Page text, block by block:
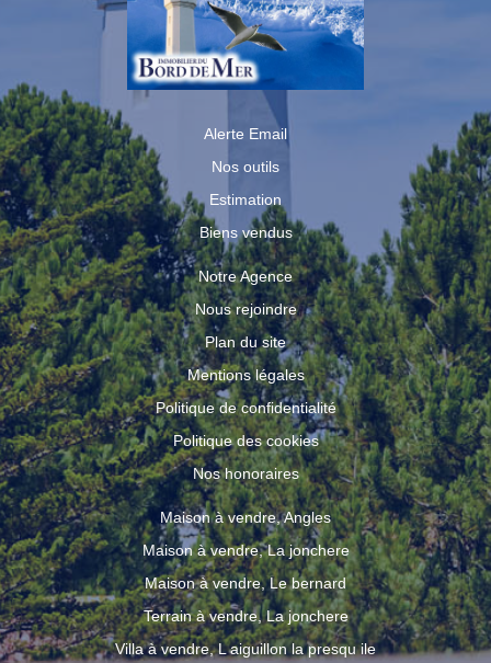
Alerte Email
Nos outils
Estimation
Biens vendus
Notre Agence
Nous rejoindre
Plan du site
Mentions légales
Politique de confidentialité
Politique des cookies
Nos honoraires
Maison à vendre, Angles
Maison à vendre, La jonchere
Maison à vendre, Le bernard
Terrain à vendre, La jonchere
Villa à vendre, L aiguillon la presqu ile